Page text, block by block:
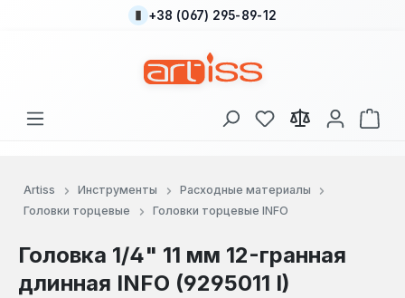
Перейти к основному содержанию
+38 (067) 295-89-12
У вас есть товары
В
Artiss Инструменты
Расходные материалы
Головки торцевые
Головки торцевые INFO
Головка 1/4" 11 мм 12-гранная
длинная INFO (9295011 I)